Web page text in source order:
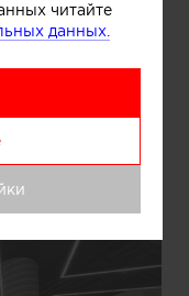
читайте
данных.